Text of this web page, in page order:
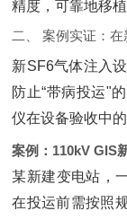
精度，可靠地移
二、 案例实证：
新SF6气体注入
防止“带病投运"
仪在设备验收中
案例：110kV GIS
某新建变电站，
在投运前需按照